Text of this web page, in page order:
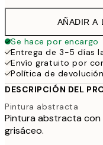
AÑADIR A
Se hace por encargo
Entrega de 3-5 días
Envío gratuito por
Política de
DESCRIPCIÓN DEL
Pintura abstracta
Pintura abstracta con
grisáceo.